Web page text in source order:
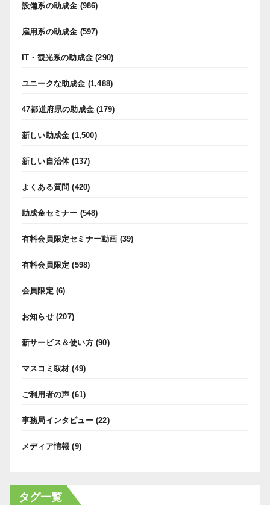
設備系の助成金 (986)
雇用系の助成金 (597)
IT・観光系の助成金 (290)
ユニークな助成金 (1,488)
47都道府県の助成金 (179)
新しい助成金 (1,500)
新しい自治体(137)
よくある質問 (420)
助成金セミナー (548)
有料会員限定セミナー動画 (39)
有料会員限定 (598)
会員限定 (6)
お知らせ(207)
新サービス＆使い方(90)
マスコミ取材 (49)
ご利用者の声 (61)
事務局インタビュー(22)
メディア情報 (9)
タグ一覧